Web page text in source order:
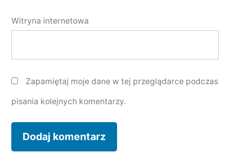
Witryna internetowa
Zapamiętaj moje dane w tej przeglądarce podczas
pisania kolejnych komentarzy.